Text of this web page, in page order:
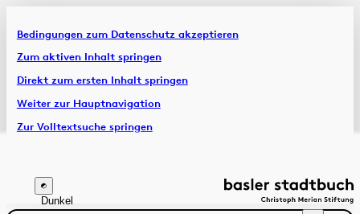
Bedingungen zum Datenschutz akzeptieren
Zum aktiven Inhalt springen
Direkt zum ersten Inhalt springen
Weiter zur Hauptnavigation
Zur Volltextsuche springen
Artikel & Dossiers
Chronik
Dunkel